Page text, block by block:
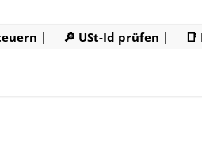
| 🔎 USt-Id prüfen |